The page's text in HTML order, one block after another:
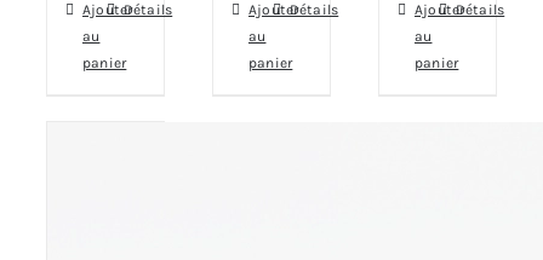
Ajouter
au
panier
Détails
Ajouter
au
panier
Détails
Ajouter
au
panier
Détails